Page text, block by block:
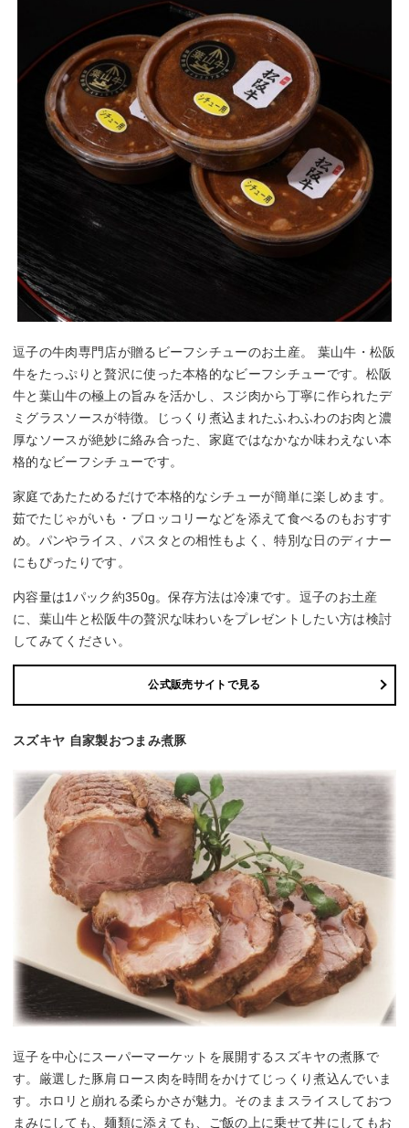
逗子の牛肉専門店が贈るビーフシチューのお土産。 葉山牛・松阪
牛をたっぷりと贅沢に使った本格的なビーフシチューです。松阪
牛と葉山牛の極上の旨みを活かし、スジ肉から丁寧に作られたデ
ミグラスソースが特徴。じっくり煮込まれたふわふわのお肉と濃
厚なソースが絶妙に絡み合った、家庭ではなかなか味わえない本
格的なビーフシチューです。
家庭であたためるだけで本格的なシチューが簡単に楽しめます。
茹でたじゃがいも・ブロッコリーなどを添えて食べるのもおすす
め。パンやライス、パスタとの相性もよく、特別な日のディナー
にもぴったりです。
内容量は1パック約350g。保存方法は冷凍です。逗子のお土産
に、葉山牛と松阪牛の贅沢な味わいをプレゼントしたい方は検討
してみてください。
公式販売サイトで見る
スズキヤ 自家製おつまみ煮豚
逗子を中心にスーパーマーケットを展開するスズキヤの煮豚で
す。厳選した豚肩ロース肉を時間をかけてじっくり煮込んでいま
す。ホロリと崩れる柔らかさが魅力。そのままスライスしておつ
まみにしても、麺類に添えても、ご飯の上に乗せて丼にしてもお